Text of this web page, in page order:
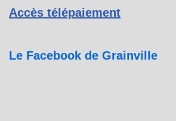
Accès télépaiement
Le Facebook de Grainville